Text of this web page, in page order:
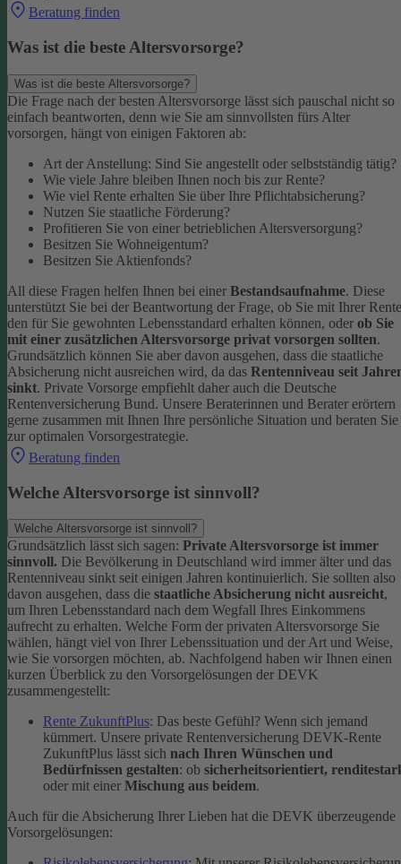
Beratung finden
Was ist die beste Altersvorsorge?
Was ist die beste Altersvorsorge?
Die Frage nach der besten Altersvorsorge lässt sich pauschal nicht so
einfach beantworten, denn wie Sie am sinnvollsten fürs Alter
vorsorgen, hängt von einigen Faktoren ab:
Art der Anstellung: Sind Sie angestellt oder selbstständig tätig?
Wie viele Jahre bleiben Ihnen noch bis zur Rente?
Wie viel Rente erhalten Sie über Ihre Pflichtabsicherung?
Nutzen Sie staatliche Förderung?
Profitieren Sie von einer betrieblichen Altersversorgung?
Besitzen Sie Wohneigentum?
Besitzen Sie Aktienfonds?
All diese Fragen helfen Ihnen bei einer Bestandsaufnahme. Diese
unterstützt Sie bei der Beantwortung der Frage, ob Sie mit Ihrer Rente
den für Sie gewohnten Lebensstandard erhalten können, oder ob Sie
mit einer zusätzlichen Altersvorsorge privat vorsorgen sollten.
Grundsätzlich können Sie aber davon ausgehen, dass die staatliche
Absicherung nicht ausreichen wird, da das Rentenniveau seit
sinkt. Private Vorsorge empfiehlt daher auch die Deutsche
Rentenversicherung Bund. Unsere Beraterinnen und Berater erörtern
gerne zusammen mit Ihnen Ihre persönliche Situation und beraten Sie
zur optimalen Vorsorgestrategie.
Beratung finden
Welche Altersvorsorge ist sinnvoll?
Welche Altersvorsorge ist sinnvoll?
Grundsätzlich lässt sich sagen: Private Altersvorsorge ist immer
sinnvoll. Die Bevölkerung in Deutschland wird immer älter und das
Rentenniveau sinkt seit einigen Jahren kontinuierlich. Sie sollten also
davon ausgehen, dass die staatliche Absicherung nicht ausreicht,
um Ihren Lebensstandard nach dem Wegfall Ihres Einkommens
aufrecht zu erhalten. Welche Form der privaten Altersvorsorge Sie
wählen, hängt viel von Ihrer Lebenssituation und der Art und Weise,
wie Sie vorsorgen möchten, ab. Nachfolgend haben wir Ihnen einen
kurzen Überblick zu den Vorsorgelösungen der DEVK
zusammengestellt:
Rente ZukunftPlus: Das beste Gefühl? Wenn sich jemand
kümmert. Unsere private Rentenversicherung DEVK-Rente
ZukunftPlus lässt sich nach Ihren Wünschen und
Bedürfnissen gestalten: ob sicherheitsorientiert,
oder mit einer Mischung aus beidem.
Auch für die Absicherung Ihrer Lieben hat die DEVK überzeugende
Vorsorgelösungen: